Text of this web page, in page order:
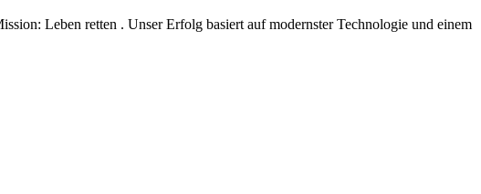
Leben retten . Unser Erfolg basiert auf modernster Technologie und einem